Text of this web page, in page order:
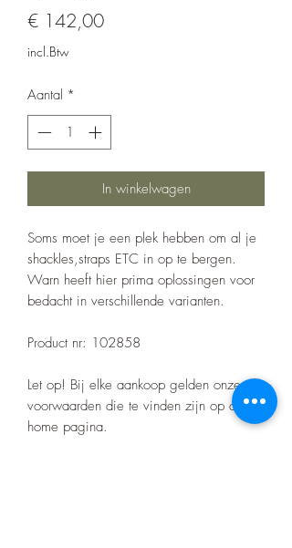
€ 142,00Prijs
incl.Btw
Aantal *
In winkelwagen
Soms moet je een plek hebben om al je
shackles,straps ETC in op te bergen.
Warn heeft hier prima oplossingen voor
bedacht in verschillende varianten.
Product nr: 102858
Let op! Bij elke aankoop gelden onze
voorwaarden die te vinden zijn op de
home pagina.